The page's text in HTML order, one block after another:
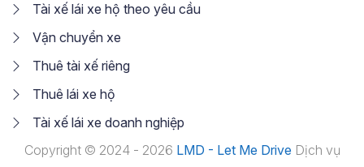
Tài xế lái xe hộ theo yêu cầu
Vận chuyển xe
Thuê tài xế riêng
Thuê lái xe hộ
Tài xế lái xe doanh nghiệp
Copyright © 2024 - 2026 LMD - Let Me Drive Dịch vụ